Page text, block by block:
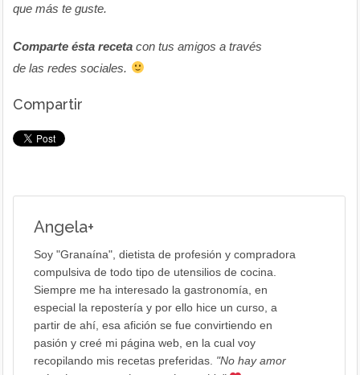
que más te guste.
Comparte ésta receta con tus amigos a través
de las redes sociales.
Compartir
Angela+
Soy "Granaína", dietista de profesión y compradora
compulsiva de todo tipo de utensilios de cocina.
Siempre me ha interesado la gastronomía, en
especial la repostería y por ello hice un curso, a
partir de ahí, esa afición se fue convirtiendo en
pasión y creé mi página web, en la cual voy
recopilando mis recetas preferidas. "No hay amor